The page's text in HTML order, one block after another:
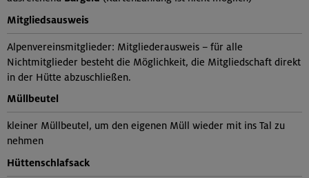
Mitgliedsausweis
Alpenvereinsmitglieder: Mitgliederausweis – für alle
Nichtmitglieder besteht die Möglichkeit, die Mitgliedschaft direkt
in der Hütte abzuschließen.
Müllbeutel
kleiner Müllbeutel, um den eigenen Müll wieder mit ins Tal zu
nehmen
Hüttenschlafsack